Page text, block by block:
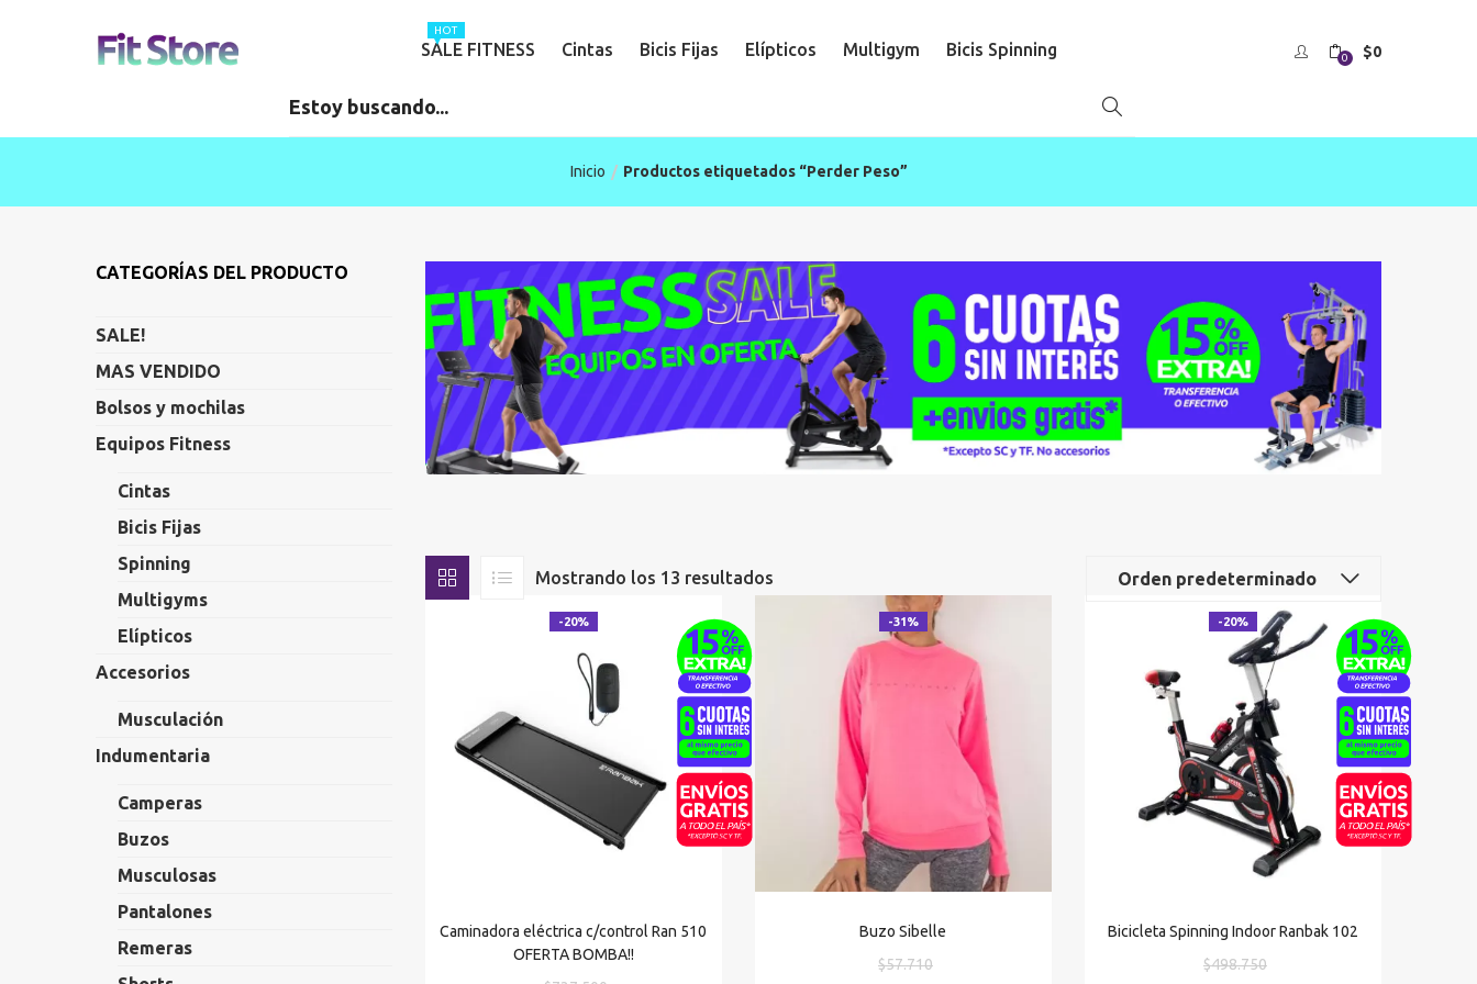
HOT
SALE FITNESS Cintas Bicis Fijas Elípticos Multigym Bicis Spinning 0 $0
Inicio Productos etiquetados “Perder Peso”
Mostrando los 13 resultados Orden predeterminado
-20%
Caminadora eléctrica c/control Ran 510
OFERTA BOMBA!!
-31%
Buzo Sibelle
$57.710El
-20%
Bicicleta Spinning Indoor Ranbak 102
$498.750El
CATEGORÍAS DEL PRODUCTO
SALE!
MAS VENDIDO
Bolsos y mochilas
Equipos Fitness
Cintas
Bicis Fijas
Spinning
Multigyms
Elípticos
Accesorios
Musculación
Indumentaria
Camperas
Buzos
Musculosas
Pantalones
Remeras